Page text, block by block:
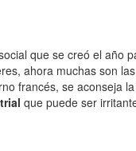
que se creó el año
ahora muchas son
francés, se aconseja
que puede ser